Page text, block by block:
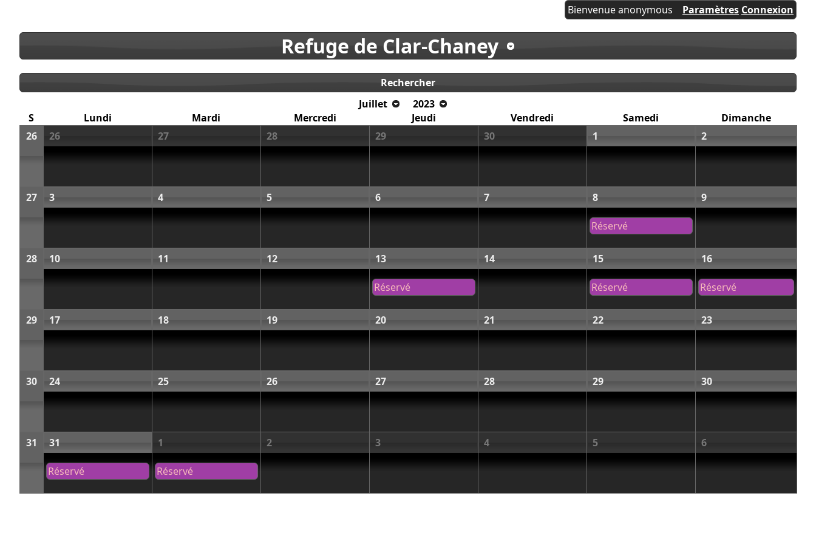
Bienvenue anonymous Paramètres Connexion
Refuge de Clar-Chaney
Rechercher
Juillet
2023
S
Lundi Mardi Mercredi Jeudi Vendredi Samedi
Dimanche
26
26 27 28 29 30 1 2
27 3 4 5 6 7 8
Réservé
9
28 10 11 12 13
Réservé
14 15
Réservé
16
Réservé
29 17 18 19 20 21 22 23
30 24 25 26 27 28 29 30
31 31
Réservé
1
Réservé
2 3 4 5 6